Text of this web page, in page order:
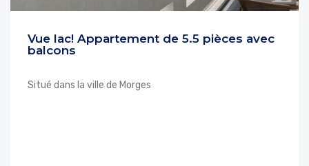
Vue lac! Appartement de 5.5 pièces avec
balcons
Situé dans la ville de Morges